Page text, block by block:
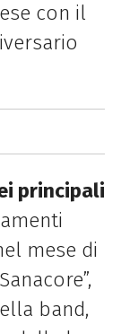
con il
principali
mese di
band,